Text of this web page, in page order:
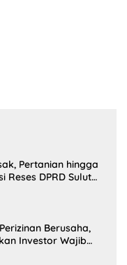
Pertanian hingga
Reses DPRD Sulut
Berusaha,
Investor Wajib